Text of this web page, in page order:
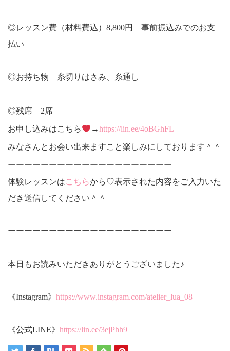
◎レッスン費（材料費込）8,800円 事前振込みでのお支
払い
◎お持ち物 糸切りはさみ、糸通し
◎残席 2席
お申し込みはこちら →https://lin.ee/4oBGhFL
みなさんとお会い出来ますこと楽しみにしております＾＾
ーーーーーーーーーーーーーーーーーーーー
体験レッスンはこちらから♡表示された内容をご入力いた
だき送信してください＾＾
ーーーーーーーーーーーーーーーーーーーー
本日もお読みいただきありがとうございました♪
《Instagram》 https://www.instagram.com/atelier_lua_08
《公式LINE》 https://lin.ee/3ejPhh9